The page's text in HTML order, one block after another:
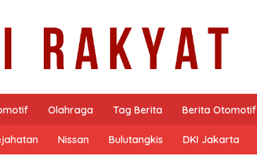
Olahraga Tag Berita Berita Otomotif
Nissan Bulutangkis DKI Jakarta